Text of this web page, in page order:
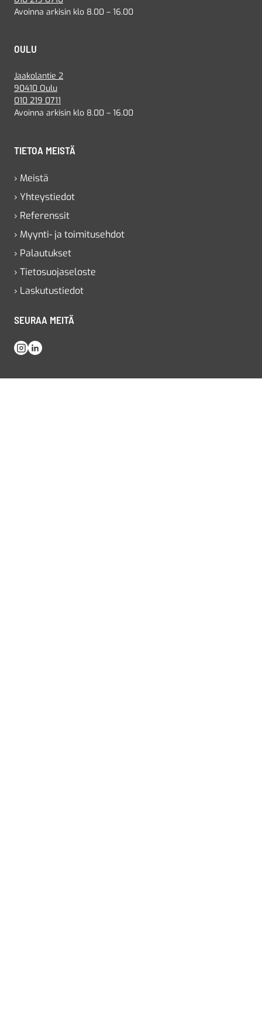
Avoinna arkisin klo 8.00 – 16.00
OULU
Jaakolantie 2
90410 Oulu
010 219 0711
Avoinna arkisin klo 8.00 – 16.00
TIETOA MEISTÄ
› Meistä
› Yhteystiedot
› Referenssit
› Myynti- ja toimitusehdot
› Palautukset
› Tietosuojaseloste
› Laskutustiedot
SEURAA MEITÄ
Instagram
LinkedIn